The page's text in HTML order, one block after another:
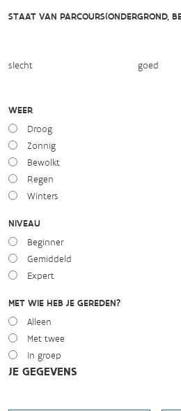
STAAT VAN PARCOURS(ONDERGROND,
slecht goed
WEER
Droog
Zonnig
Bewolkt
Regen
Winters
NIVEAU
Beginner
Gemiddeld
Expert
MET WIE HEB JE GEREDEN?
Alleen
Met twee
In groep
JE GEGEVENS